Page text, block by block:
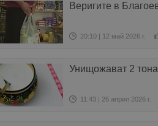
Веригите в
20:10 | 12 май 2026 г.
Унищожават 2
11:43 | 26 април 2026 г.